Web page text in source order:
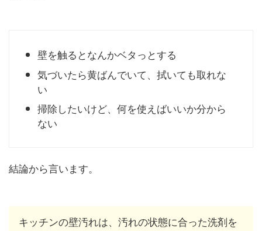
壁を触るとなんかベタっとする
気づいたら黄ばんでいて、拭いても取れな
い
掃除したいけど、何を使えばいいか分から
ない
結論から言います。
キッチンの壁汚れは、汚れの状態に合った洗剤を